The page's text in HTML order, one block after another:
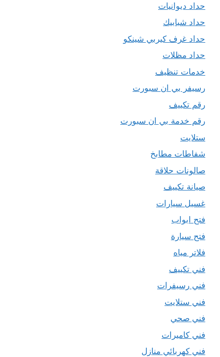
حداد ديوانيات
حداد شبابيك
حداد غرف كيربي شينكو
حداد مظلات
خدمات تنظيف
رسيفر بي ان سبورت
رقم تكييف
رقم خدمة بي ان سبورت
ستلايت
شفاطات مطابخ
صالونات حلاقة
صيانة تكييف
غسيل سيارات
فتح ابواب
فتح سيارة
فلاتر مياه
فني تكييف
فني رسيفرات
فني ستلايت
فني صحي
فني كاميرات
فني كهربائي منازل